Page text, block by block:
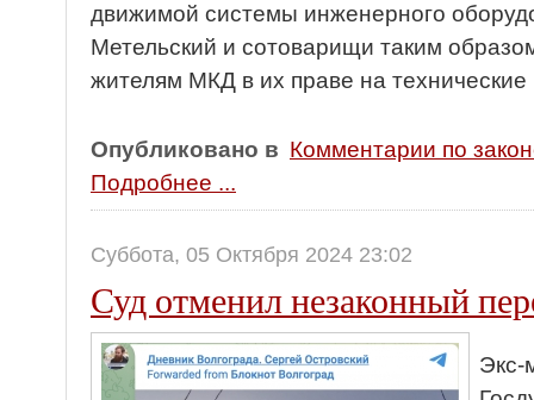
движимой системы инженерного
Метельский и сотоварищи таким
жителям МКД в их праве на
Опубликовано в Комментарии по
Подробнее ...
Суббота, 05 Октября 2024 23:02
Суд отменил незаконный
Экс-